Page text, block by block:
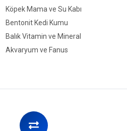
Köpek Mama ve Su Kabı
Bentonit Kedi Kumu
Balık Vitamin ve Mineral
Akvaryum ve Fanus